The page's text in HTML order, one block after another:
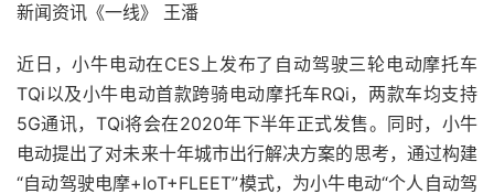
新闻资讯《一线》 王潘
近日，小牛电动在CES上发布了自动驾驶三轮电动摩托车
TQi以及小牛电动首款跨骑电动摩托车RQi，两款车均支持
5G通讯，TQi将会在2020年下半年正式发售。同时，小牛
电动提出了对未来十年城市出行解决方案的思考，通过构建
“自动驾驶电摩+IoT+FLEET”模式，为小牛电动“个人自动驾